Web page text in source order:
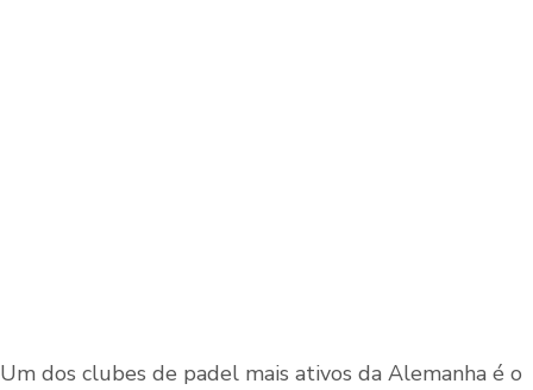
Um dos clubes de padel mais ativos da Alemanha é o